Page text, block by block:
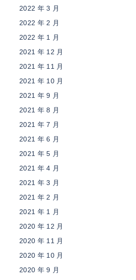
2022 年 3 月
2022 年 2 月
2022 年 1 月
2021 年 12 月
2021 年 11 月
2021 年 10 月
2021 年 9 月
2021 年 8 月
2021 年 7 月
2021 年 6 月
2021 年 5 月
2021 年 4 月
2021 年 3 月
2021 年 2 月
2021 年 1 月
2020 年 12 月
2020 年 11 月
2020 年 10 月
2020 年 9 月